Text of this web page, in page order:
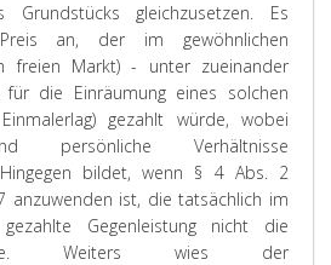
gleichzusetzen. Es
an, der im gewöhnlichen
freien Markt) - unter zueinander
die Einräumung eines solchen
gezahlt würde, wobei
persönliche Verhältnisse
bildet, wenn § 4 Abs. 2
anzuwenden ist, die tatsächlich im
Gegenleistung nicht die
Weiters wies der